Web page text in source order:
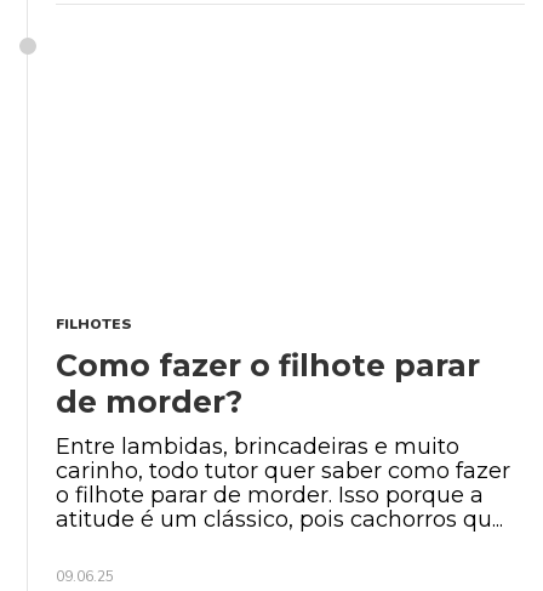
FILHOTES
Como fazer o filhote parar
de morder?
Entre lambidas, brincadeiras e muito
carinho, todo tutor quer saber como fazer
o filhote parar de morder. Isso porque a
atitude é um clássico, pois cachorros qu...
09.06.25